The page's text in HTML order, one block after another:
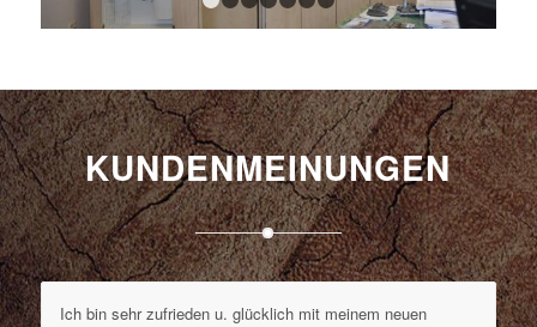
1 2 3 4 5 6 7
KUNDENMEINUNGEN
Ich bin sehr zufrieden u. glücklich mit meinem neuen